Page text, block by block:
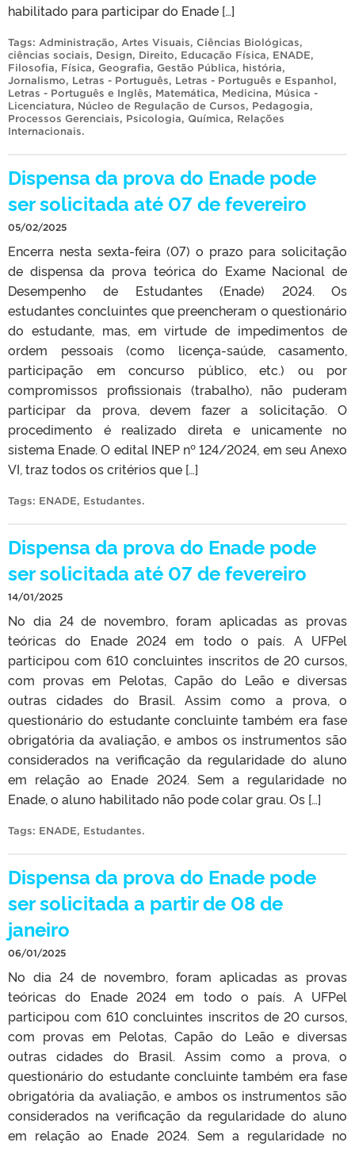
habilitado para participar do Enade […]
Tags: Administração, Artes Visuais, Ciências Biológicas,
ciências sociais, Design, Direito, Educação Física, ENADE,
Filosofia, Física, Geografia, Gestão Pública, história,
Jornalismo, Letras - Português, Letras - Português e Espanhol,
Letras - Português e Inglês, Matemática, Medicina, Música -
Licenciatura, Núcleo de Regulação de Cursos, Pedagogia,
Processos Gerenciais, Psicologia, Química, Relações
Internacionais.
Dispensa da prova do Enade pode
ser solicitada até 07 de fevereiro
05/02/2025
Encerra nesta sexta-feira (07) o prazo para solicitação
de dispensa da prova teórica do Exame Nacional de
Desempenho de Estudantes (Enade) 2024. Os
estudantes concluintes que preencheram o questionário
do estudante, mas, em virtude de impedimentos de
ordem pessoais (como licença-saúde, casamento,
participação em concurso público, etc.) ou por
compromissos profissionais (trabalho), não puderam
participar da prova, devem fazer a solicitação. O
procedimento é realizado direta e unicamente no
sistema Enade. O edital INEP nº 124/2024, em seu Anexo
VI, traz todos os critérios que […]
Tags: ENADE, Estudantes.
Dispensa da prova do Enade pode
ser solicitada até 07 de fevereiro
14/01/2025
No dia 24 de novembro, foram aplicadas as provas
teóricas do Enade 2024 em todo o país. A UFPel
participou com 610 concluintes inscritos de 20 cursos,
com provas em Pelotas, Capão do Leão e diversas
outras cidades do Brasil. Assim como a prova, o
questionário do estudante concluinte também era fase
obrigatória da avaliação, e ambos os instrumentos são
considerados na verificação da regularidade do aluno
em relação ao Enade 2024. Sem a regularidade no
Enade, o aluno habilitado não pode colar grau. Os […]
Tags: ENADE, Estudantes.
Dispensa da prova do Enade pode
ser solicitada a partir de 08 de
janeiro
06/01/2025
No dia 24 de novembro, foram aplicadas as provas
teóricas do Enade 2024 em todo o país. A UFPel
participou com 610 concluintes inscritos de 20 cursos,
com provas em Pelotas, Capão do Leão e diversas
outras cidades do Brasil. Assim como a prova, o
questionário do estudante concluinte também era fase
obrigatória da avaliação, e ambos os instrumentos são
considerados na verificação da regularidade do aluno
em relação ao Enade 2024. Sem a regularidade no